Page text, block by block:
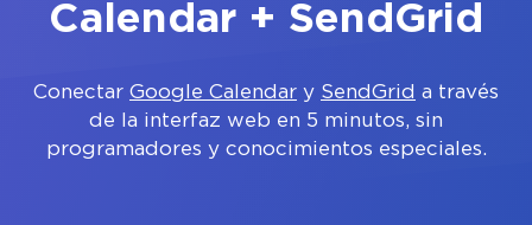
Calendar + SendGrid
Conectar Google Calendar y SendGrid a través
de la interfaz web en 5 minutos, sin
programadores y conocimientos especiales.